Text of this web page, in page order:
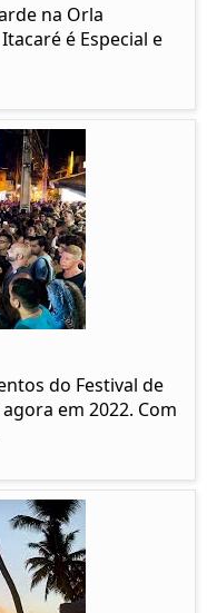
na Orla
é Especial e
do Festival de
em 2022. Com